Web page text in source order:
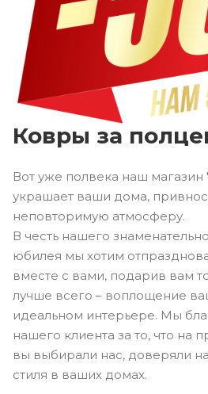
Ковры за
Вот уже полвека наш
украшает ваши дома,
неповторимую атмосферу.
В честь нашего
юбилея мы хотим
вместе с вами, подарив вам
лучше всего – воплощение
идеальном интерьере. Мы
нашего клиента за то, что на
вы выбирали нас, доверяли
стиля в ваших домах.